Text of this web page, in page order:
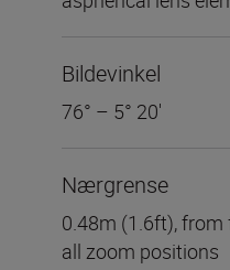
Bildevinkel
76° – 5° 20'
Nærgrense
0.48m (1.6ft), from
all zoom positions